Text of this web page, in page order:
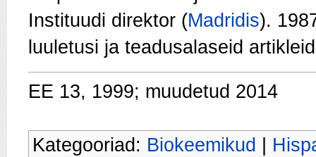
Instituudi direktor (Madridis).
luuletusi ja teadusalaseid
EE 13, 1999; muudetud 2014
Kategooriad: Biokeemikud